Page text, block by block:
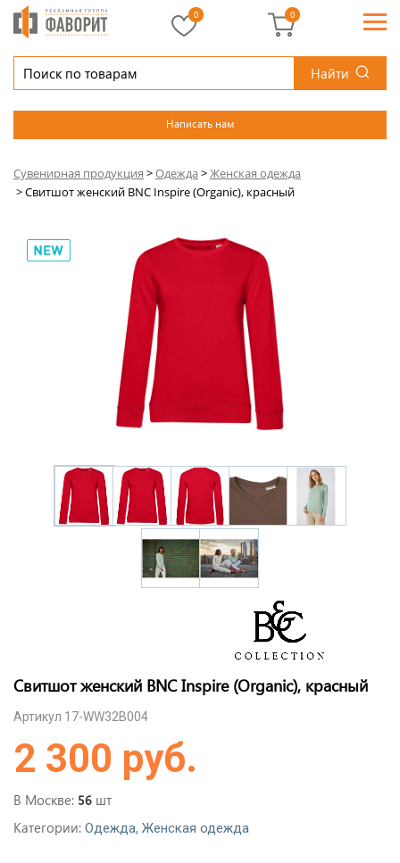
Найти
Написать нам
0 0
Сувенирная продукция >Одежда>Женская одежда
>Свитшот женский BNC Inspire (Organic), красный
Свитшот женский BNC Inspire (Organic), красный
Артикул 17-WW32B004
2 300 руб.
В Москве: 56 шт
Категории: Одежда, Женская одежда